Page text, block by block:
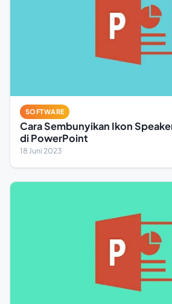
SOFTWARE
Cara Sembunyikan Ikon
di PowerPoint
18 Juni 2023